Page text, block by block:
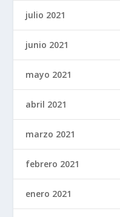
julio 2021
junio 2021
mayo 2021
abril 2021
marzo 2021
febrero 2021
enero 2021